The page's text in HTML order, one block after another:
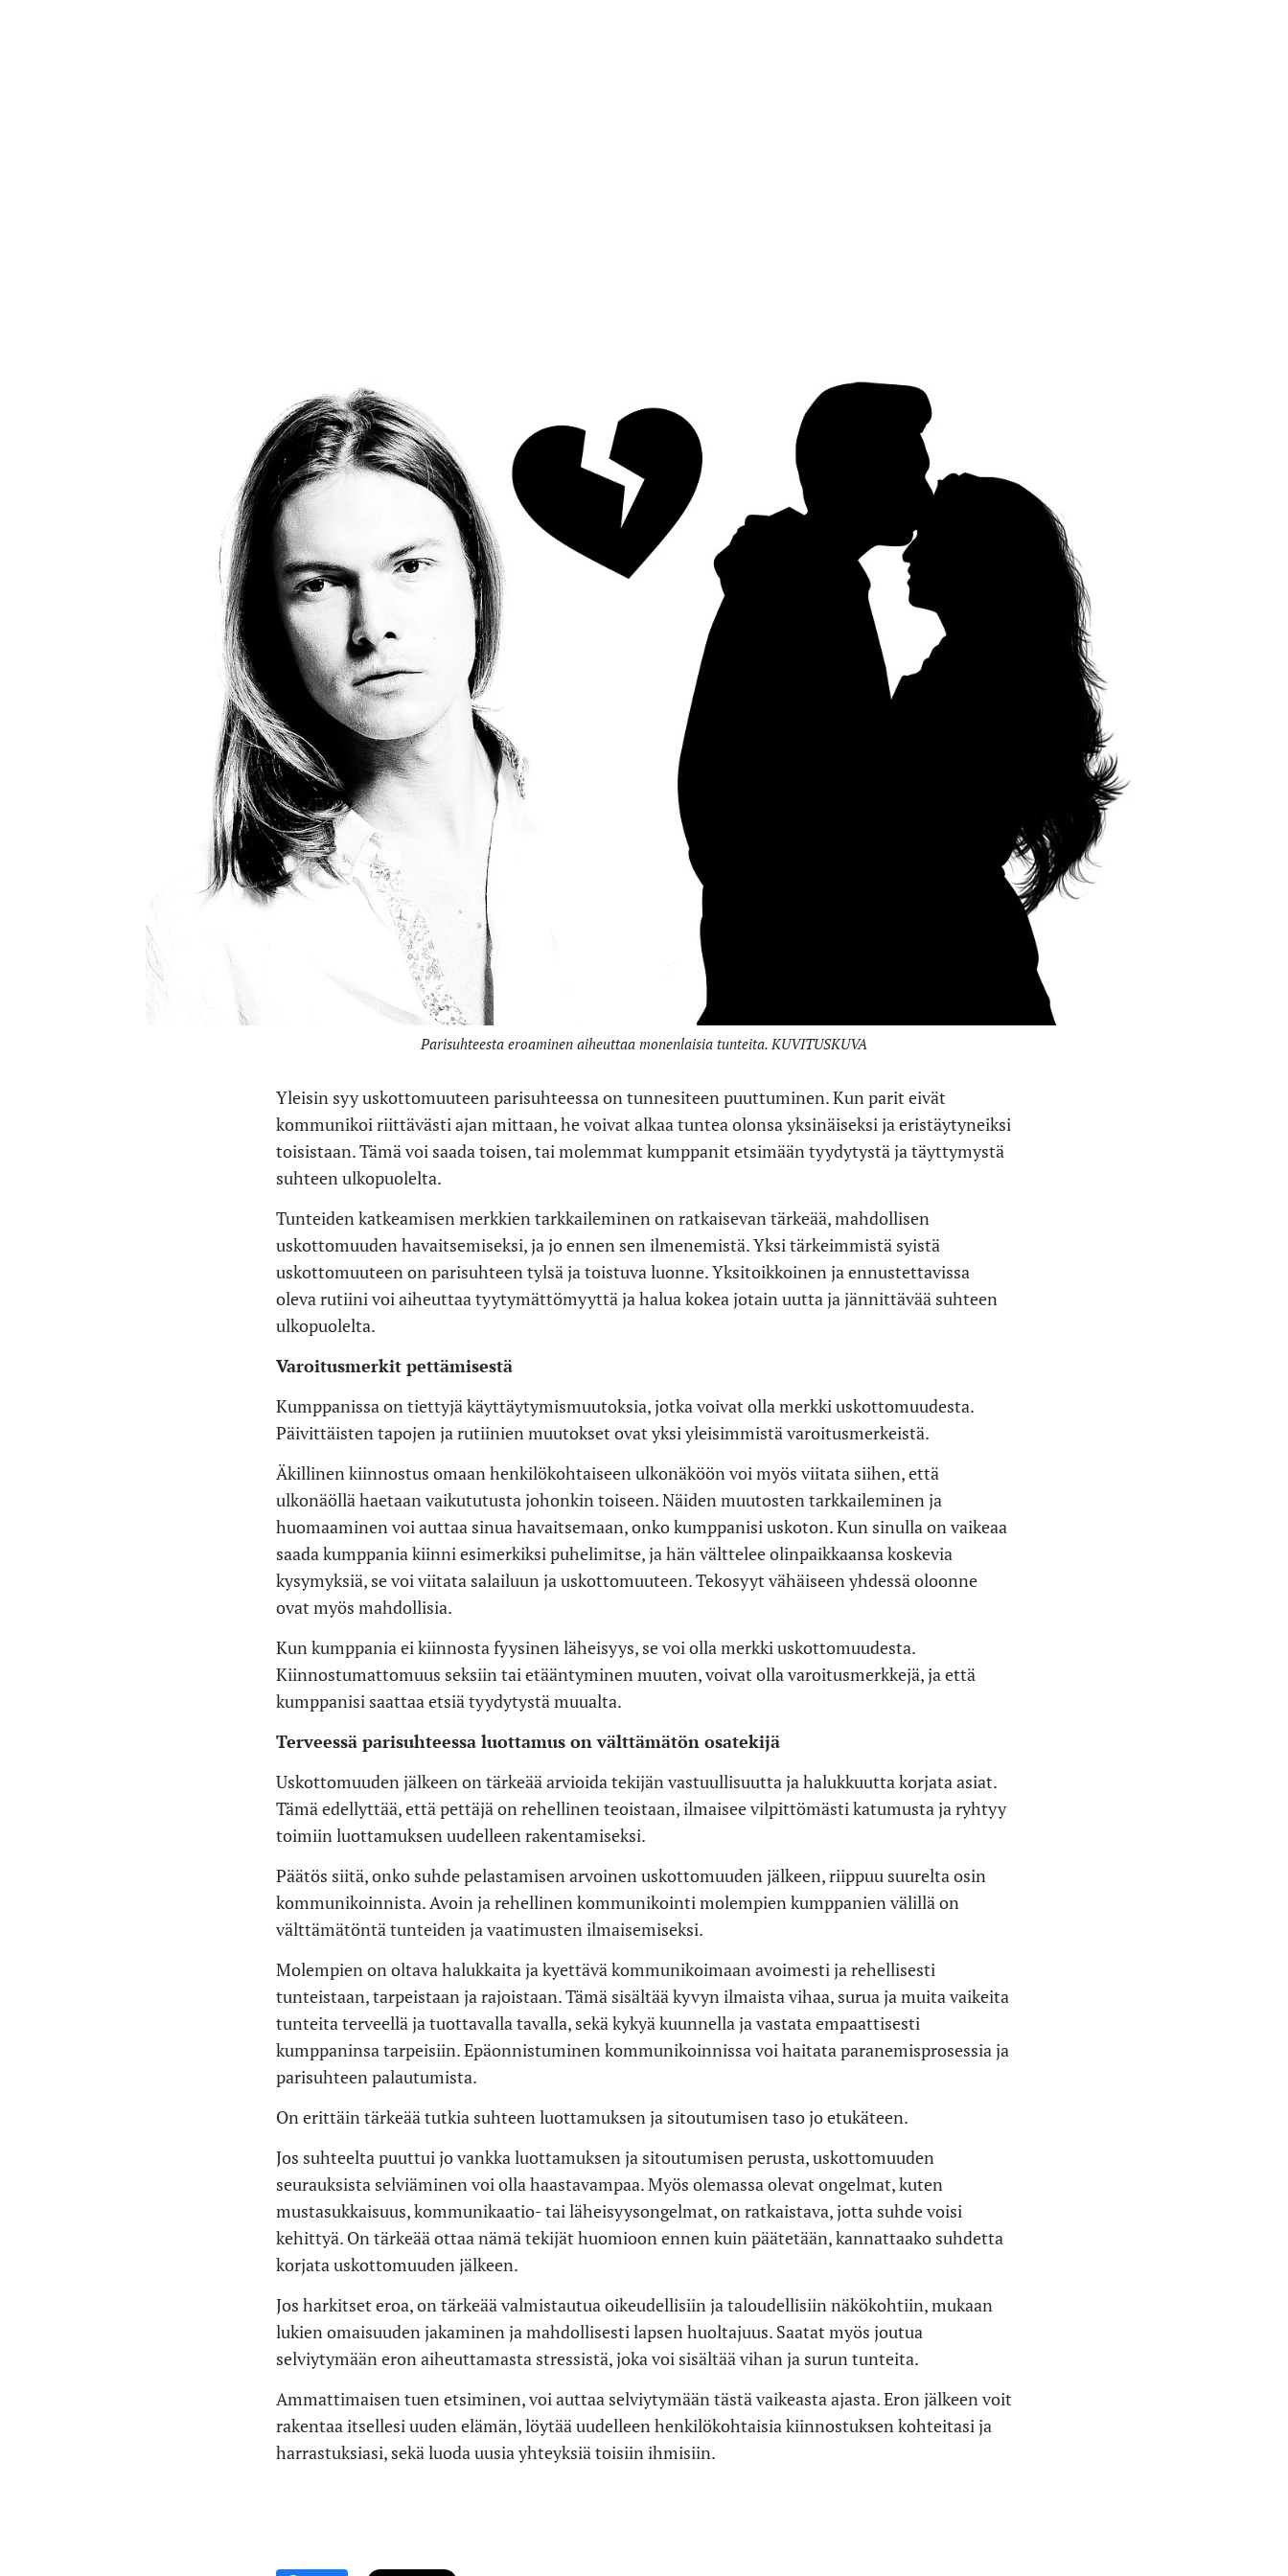
Parisuhteesta eroaminen aiheuttaa monenlaisia tunteita. KUVITUSKUVA
Yleisin syy uskottomuuteen parisuhteessa on tunnesiteen puuttuminen. Kun parit eivät
kommunikoi riittävästi ajan mittaan, he voivat alkaa tuntea olonsa yksinäiseksi ja eristäytyneiksi
toisistaan. Tämä voi saada toisen, tai molemmat kumppanit etsimään tyydytystä ja täyttymystä
suhteen ulkopuolelta.
Tunteiden katkeamisen merkkien tarkkaileminen on ratkaisevan tärkeää, mahdollisen
uskottomuuden havaitsemiseksi, ja jo ennen sen ilmenemistä. Yksi tärkeimmistä syistä
uskottomuuteen on parisuhteen tylsä ​​ja toistuva luonne. Yksitoikkoinen ja ennustettavissa
oleva rutiini voi aiheuttaa tyytymättömyyttä ja halua kokea jotain uutta ja jännittävää suhteen
ulkopuolelta.
Varoitusmerkit pettämisestä
Kumppanissa on tiettyjä käyttäytymismuutoksia, jotka voivat olla merkki uskottomuudesta.
Päivittäisten tapojen ja rutiinien muutokset ovat yksi yleisimmistä varoitusmerkeistä.
Äkillinen kiinnostus omaan henkilökohtaiseen ulkonäköön voi myös viitata siihen, että
ulkonäöllä haetaan vaikututusta johonkin toiseen. Näiden muutosten tarkkaileminen ja
huomaaminen voi auttaa sinua havaitsemaan, onko kumppanisi uskoton. Kun sinulla on vaikeaa
saada kumppania kiinni esimerkiksi puhelimitse, ja hän välttelee olinpaikkaansa koskevia
kysymyksiä, se voi viitata salailuun ja uskottomuuteen. Tekosyyt vähäiseen yhdessä oloonne
ovat myös mahdollisia.
Kun kumppania ei kiinnosta fyysinen läheisyys, se voi olla merkki uskottomuudesta.
Kiinnostumattomuus seksiin tai etääntyminen muuten, voivat olla varoitusmerkkejä, ja että
kumppanisi saattaa etsiä tyydytystä muualta.
Terveessä parisuhteessa luottamus on välttämätön osatekijä
Uskottomuuden jälkeen on tärkeää arvioida tekijän vastuullisuutta ja halukkuutta korjata asiat.
Tämä edellyttää, että pettäjä on rehellinen teoistaan, ilmaisee vilpittömästi katumusta ja ryhtyy
toimiin luottamuksen uudelleen rakentamiseksi.
Päätös siitä, onko suhde pelastamisen arvoinen uskottomuuden jälkeen, riippuu suurelta osin
kommunikoinnista. Avoin ja rehellinen kommunikointi molempien kumppanien välillä on
välttämätöntä tunteiden ja vaatimusten ilmaisemiseksi.
Molempien on oltava halukkaita ja kyettävä kommunikoimaan avoimesti ja rehellisesti
tunteistaan, tarpeistaan ​​ja rajoistaan. Tämä sisältää kyvyn ilmaista vihaa, surua ja muita vaikeita
tunteita terveellä ja tuottavalla tavalla, sekä kykyä kuunnella ja vastata empaattisesti
kumppaninsa tarpeisiin. Epäonnistuminen kommunikoinnissa voi haitata paranemisprosessia ja
parisuhteen palautumista.
On erittäin tärkeää tutkia suhteen luottamuksen ja sitoutumisen taso jo etukäteen.
Jos suhteelta puuttui jo vankka luottamuksen ja sitoutumisen perusta, uskottomuuden
seurauksista selviäminen voi olla haastavampaa. Myös olemassa olevat ongelmat, kuten
mustasukkaisuus, kommunikaatio- tai läheisyysongelmat, on ratkaistava, jotta suhde voisi
kehittyä. On tärkeää ottaa nämä tekijät huomioon ennen kuin päätetään, kannattaako suhdetta
korjata uskottomuuden jälkeen.
Jos harkitset eroa, on tärkeää valmistautua oikeudellisiin ja taloudellisiin näkökohtiin, mukaan
lukien omaisuuden jakaminen ja mahdollisesti lapsen huoltajuus. Saatat myös joutua
selviytymään eron aiheuttamasta stressistä, joka voi sisältää vihan ja surun tunteita.
Ammattimaisen tuen etsiminen, voi auttaa selviytymään tästä vaikeasta ajasta. Eron jälkeen voit
rakentaa itsellesi uuden elämän, löytää uudelleen henkilökohtaisia ​​kiinnostuksen kohteitasi ja
harrastuksiasi, sekä luoda uusia yhteyksiä toisiin ihmisiin.